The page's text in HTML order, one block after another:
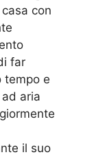
con
far
tempo e
aria
il suo